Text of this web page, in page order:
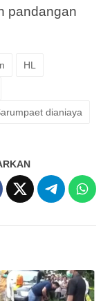
pandangan
HL
dianiaya